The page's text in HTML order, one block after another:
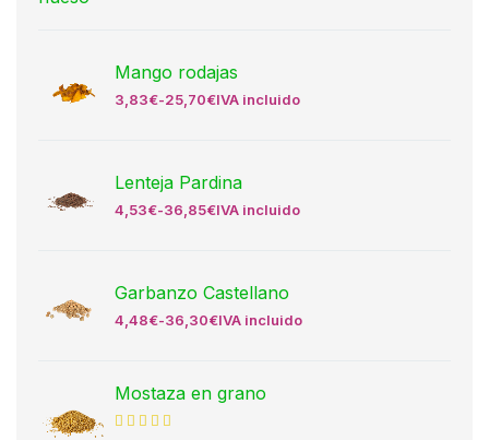
Mango rodajas
3,83€-25,70€IVA incluido
Lenteja Pardina
4,53€-36,85€IVA incluido
Garbanzo Castellano
4,48€-36,30€IVA incluido
Mostaza en grano